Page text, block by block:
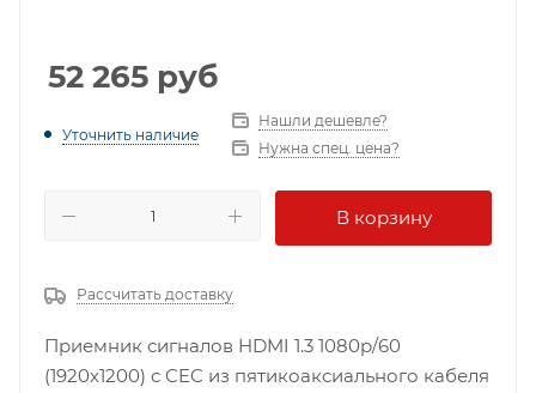
52 265 руб
Уточнить наличие
Нашли дешевле?
Нужна спец. цена?
В корзину
Рассчитать доставку
Приемник сигналов HDMI 1.3 1080p/60
(1920х1200) с CEC из пятикоаксиального кабеля